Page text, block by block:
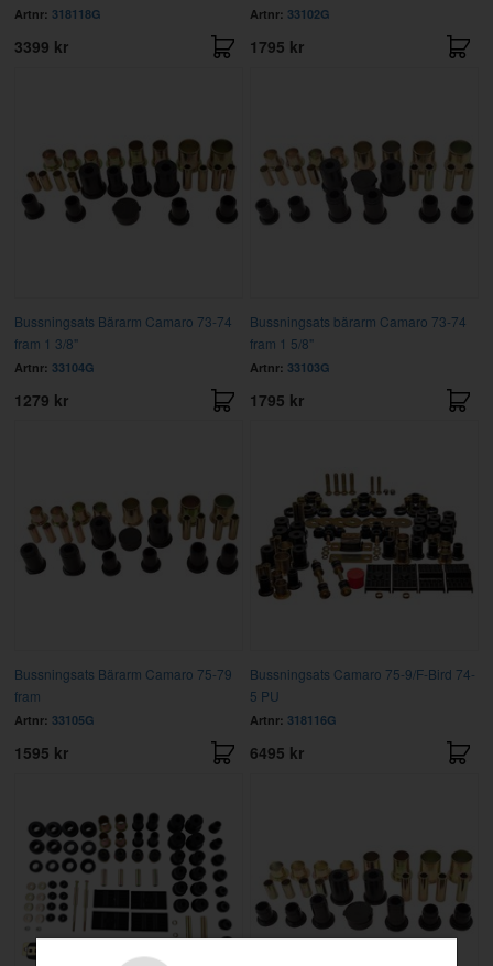
Artnr: 318118G
3399 kr
Artnr: 33102G
1795 kr
Bussningsats Bärarm Camaro 73-74
fram 1 3/8"
Artnr: 33104G
1279 kr
Bussningsats bärarm Camaro 73-74
fram 1 5/8"
Artnr: 33103G
1795 kr
Bussningsats Bärarm Camaro 75-79
fram
Artnr: 33105G
1595 kr
Bussningsats Camaro 75-9/F-Bird 74-
5 PU
Artnr: 318116G
6495 kr